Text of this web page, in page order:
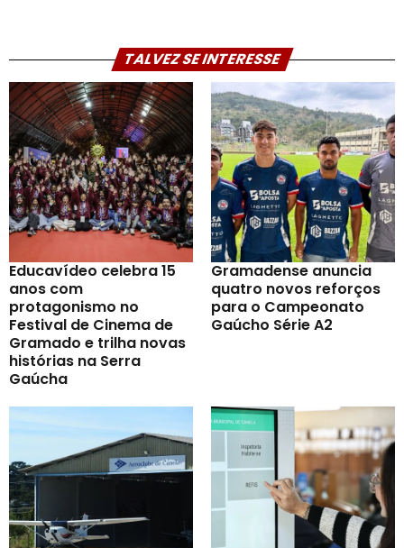
TALVEZ SE INTERESSE
Educavídeo celebra 15
anos com
protagonismo no
Festival de Cinema de
Gramado e trilha novas
histórias na Serra
Gaúcha
Gramadense anuncia
quatro novos reforços
para o Campeonato
Gaúcho Série A2